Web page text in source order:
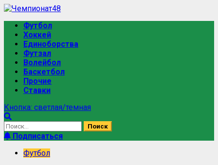
Футбол
Хоккей
Единоборства
Футзал
Волейбол
Баскетбол
Прочие
Ставки
Кнопка: светлая/темная
Подписаться
Футбол